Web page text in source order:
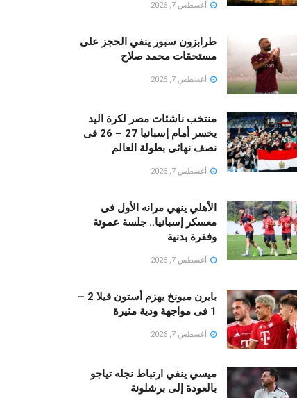
أغسطس 7, 2026
طرابزون سبور ينفي الحجز على
مستحقات محمد صلاح
أغسطس 7, 2026
منتخب ناشئات مصر لكرة اليد
يخسر أمام إسبانيا 27 – 26 فى
نصف نهائى بطولة العالم
أغسطس 7, 2026
الأهلي ينهي مرانه الأول فى
معسكر إسبانيا.. جلسة عموتة
وفقرة بدنية
أغسطس 7, 2026
بايرن ميونخ يهزم أستون فيلا 2 –
1 فى مواجهة ودية مثيرة
أغسطس 7, 2026
ميسي ينفي ارتباط نجله تياجو
بالعودة إلى برشلونة